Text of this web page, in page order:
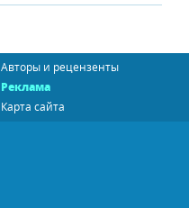
Авторы и рецензенты
Реклама
Карта сайта